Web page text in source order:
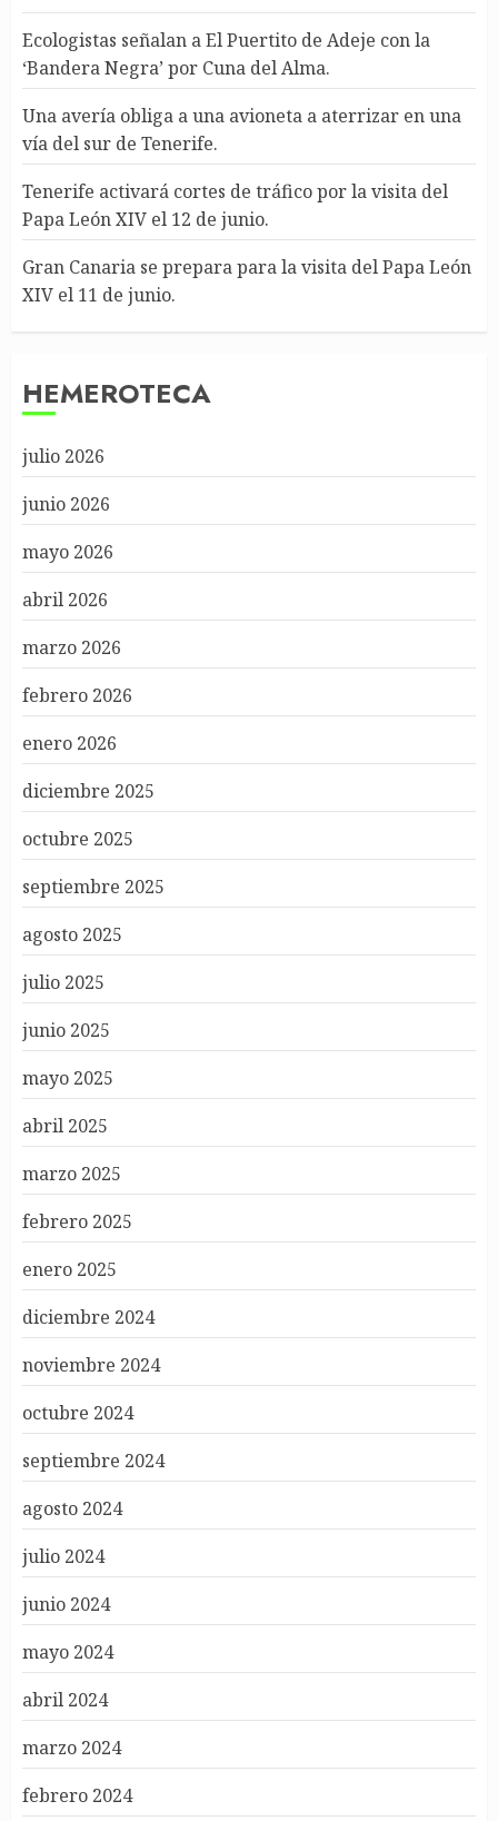
Ecologistas señalan a El Puertito de Adeje con la
‘Bandera Negra’ por Cuna del Alma.
Una avería obliga a una avioneta a aterrizar en una
vía del sur de Tenerife.
Tenerife activará cortes de tráfico por la visita del
Papa León XIV el 12 de junio.
Gran Canaria se prepara para la visita del Papa León
XIV el 11 de junio.
HEMEROTECA
julio 2026
junio 2026
mayo 2026
abril 2026
marzo 2026
febrero 2026
enero 2026
diciembre 2025
octubre 2025
septiembre 2025
agosto 2025
julio 2025
junio 2025
mayo 2025
abril 2025
marzo 2025
febrero 2025
enero 2025
diciembre 2024
noviembre 2024
octubre 2024
septiembre 2024
agosto 2024
julio 2024
junio 2024
mayo 2024
abril 2024
marzo 2024
febrero 2024